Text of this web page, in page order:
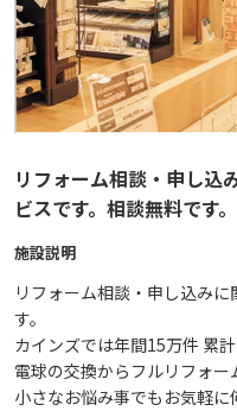
リフォーム相談・申し込
ビスです。相談無料です
施設説明
リフォーム相談・申し込み
す。
カインズでは年間15万件 累
電球の交換からフルリフォ
小さなお悩み事でもお気軽に